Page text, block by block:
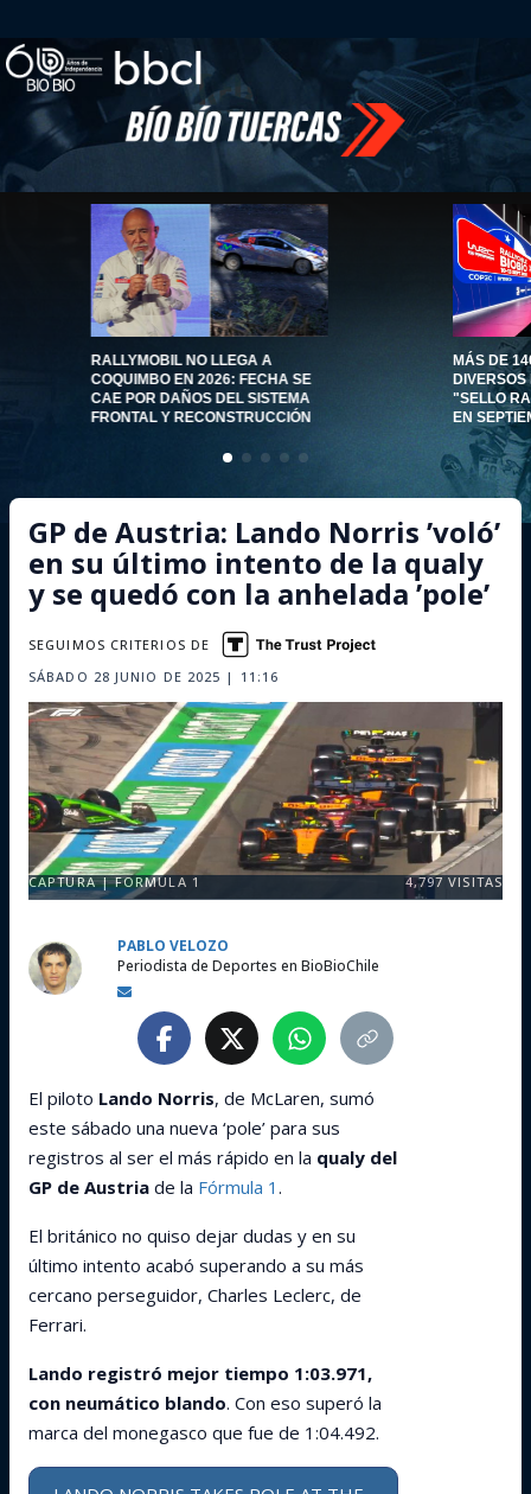
RALLYMOBIL NO LLEGA A
COQUIMBO EN 2026: FECHA SE
CAE POR DAÑOS DEL SISTEMA
FRONTAL Y RECONSTRUCCIÓN
MÁS DE
"SELLO
EN
GP de Austria: Lando Norris ’voló’
en su último intento de la qualy
y se quedó con la anhelada ’pole’
SÁBADO 28 JUNIO DE 2025 | 11:16
SEGUIMOS CRITERIOS DE
CAPTURA | FORMULA 1 4,797 VISITAS
PABLO VELOZO
Periodista de Deportes en BioBioChile
El piloto Lando Norris, de McLaren, sumó
este sábado una nueva ‘pole’ para sus
registros al ser el más rápido en la qualy del
GP de Austria de la Fórmula 1 .
El británico no quiso dejar dudas y en su
último intento acabó superando a su más
cercano perseguidor, Charles Leclerc, de
Ferrari.
Lando registró mejor tiempo 1:03.971,
con neumático blando. Con eso superó la
marca del monegasco que fue de 1:04.492.